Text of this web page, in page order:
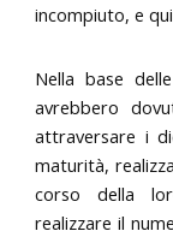
incompiuto, e
Nella base
avrebbero
attraversare i
maturità,
corso della
realizzare il